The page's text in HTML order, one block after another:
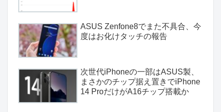
ASUS Zenfone8でまた不具合、今
度はお化けタッチの報告
次世代iPhoneの一部はASUS製、
まさかのチップ据え置きでiPhone
14 ProだけがA16チップ搭載か